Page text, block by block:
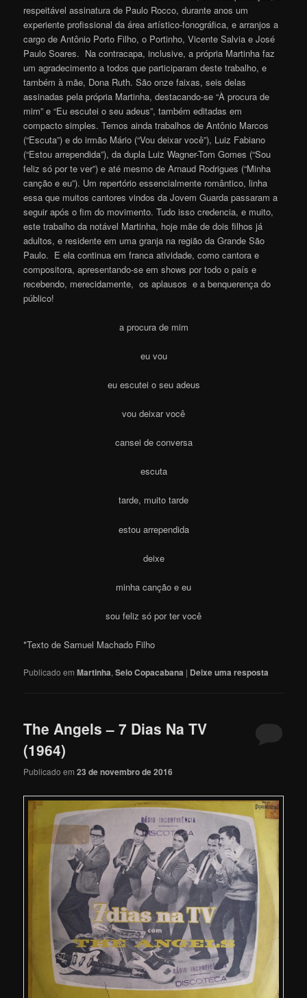
respeitável assinatura de Paulo Rocco, durante anos um
experiente profissional da área artístico-fonográfica, e arranjos a
cargo de Antônio Porto Filho, o Portinho, Vicente Salvia e José
Paulo Soares. Na contracapa, inclusive, a própria Martinha faz
um agradecimento a todos que participaram deste trabalho, e
também à mãe, Dona Ruth. São onze faixas, seis delas
assinadas pela própria Martinha, destacando-se “À procura de
mim” e “Eu escutei o seu adeus”, também editadas em
compacto simples. Temos ainda trabalhos de Antônio Marcos
(“Escuta”) e do irmão Mário (“Vou deixar você”), Luiz Fabiano
(“Estou arrependida”), da dupla Luiz Wagner-Tom Gomes (“Sou
feliz só por te ver”) e até mesmo de Arnaud Rodrigues (“Minha
canção e eu”). Um repertório essencialmente romântico, linha
essa que muitos cantores vindos da Jovem Guarda passaram a
seguir após o fim do movimento. Tudo isso credencia, e muito,
este trabalho da notável Martinha, hoje mãe de dois filhos já
adultos, e residente em uma granja na região da Grande São
Paulo. E ela continua em franca atividade, como cantora e
compositora, apresentando-se em shows por todo o país e
recebendo, merecidamente, os aplausos e a benquerença do
público!
a procura de mim
eu vou
eu escutei o seu adeus
vou deixar você
cansei de conversa
escuta
tarde, muito tarde
estou arrependida
deixe
minha canção e eu
sou feliz só por ter você
*Texto de Samuel Machado Filho
Publicado em Martinha,Selo Copacabana | Deixe uma resposta
The Angels – 7 Dias Na TV
(1964)
Publicado em23 de novembro de 2016